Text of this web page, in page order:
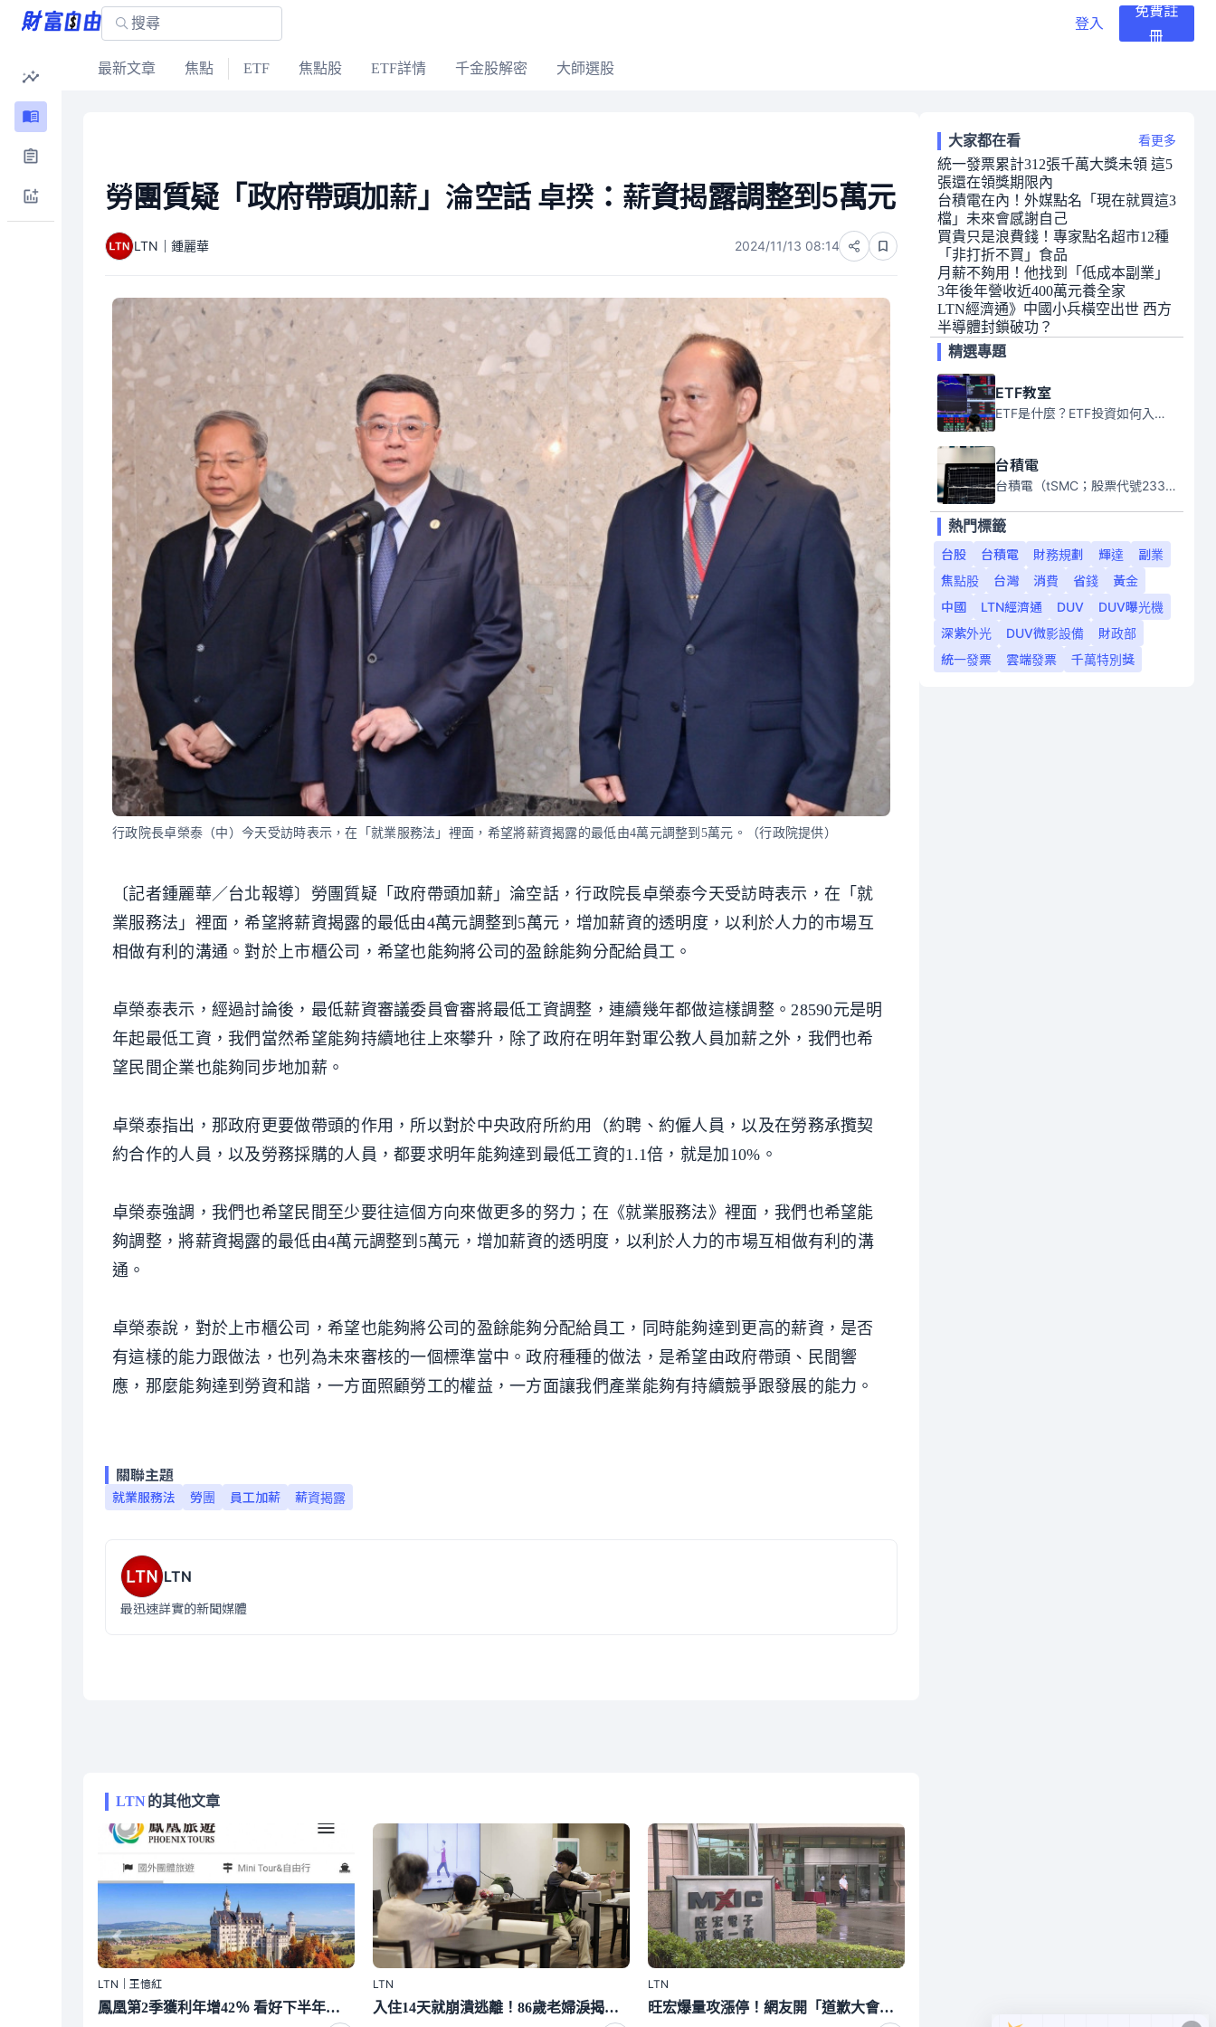
登入
免費註
冊
最新文章 焦點 ETF 焦點股 ETF詳情 千金股解密 大師選股
勞團質疑「政府帶頭加薪」淪空話 卓揆：薪資揭露調整到5萬元
LTN｜鍾麗華 2024/11/13 08:14
行政院長卓榮泰（中）今天受訪時表示，在「就業服務法」裡面，希望將薪資揭露的最低由4萬元調整到5萬元。（行政院提供）
〔記者鍾麗華／台北報導〕勞團質疑「政府帶頭加薪」淪空話，行政院長卓榮泰今天受訪時表示，在「就
業服務法」裡面，希望將薪資揭露的最低由4萬元調整到5萬元，增加薪資的透明度，以利於人力的市場互
相做有利的溝通。對於上市櫃公司，希望也能夠將公司的盈餘能夠分配給員工。
卓榮泰表示，經過討論後，最低薪資審議委員會審將最低工資調整，連續幾年都做這樣調整。28590元是明
年起最低工資，我們當然希望能夠持續地往上來攀升，除了政府在明年對軍公教人員加薪之外，我們也希
望民間企業也能夠同步地加薪。
卓榮泰指出，那政府更要做帶頭的作用，所以對於中央政府所約用（約聘、約僱人員，以及在勞務承攬契
約合作的人員，以及勞務採購的人員，都要求明年能夠達到最低工資的1.1倍，就是加10%。
卓榮泰強調，我們也希望民間至少要往這個方向來做更多的努力；在《就業服務法》裡面，我們也希望能
夠調整，將薪資揭露的最低由4萬元調整到5萬元，增加薪資的透明度，以利於人力的市場互相做有利的溝
通。
卓榮泰說，對於上市櫃公司，希望也能夠將公司的盈餘能夠分配給員工，同時能夠達到更高的薪資，是否
有這樣的能力跟做法，也列為未來審核的一個標準當中。政府種種的做法，是希望由政府帶頭、民間響
應，那麼能夠達到勞資和諧，一方面照顧勞工的權益，一方面讓我們產業能夠有持續競爭跟發展的能力。
關聯主題
就業服務法 勞團 員工加薪 薪資揭露
LTN
最迅速詳實的新聞媒體
LTN的其他文章
LTN｜王憶紅
鳳凰第2季獲利年增42％ 看好下半年市場熱度
LTN
入住14天就崩潰逃離！86歲老婦淚揭高級養老院裡最殘酷的真相
LTN
旺宏爆量攻漲停！網友開「道歉大會」：昨天罵糞股 是我錯了
大家都在看 看更多
統一發票累計312張千萬大獎未領 這5
張還在領獎期限內
台積電在內！外媒點名「現在就買這3
檔」未來會感謝自己
買貴只是浪費錢！專家點名超市12種
「非打折不買」食品
月薪不夠用！他找到「低成本副業」
3年後年營收近400萬元養全家
LTN經濟通》中國小兵橫空出世 西方
半導體封鎖破功？
精選專題
ETF教室
ETF是什麼？ETF投資如何入門？本系列專題文章將會告訴你新手必須知道的ETF基礎知識。
台積電
台積電（tSMC；股票代號2330）是全球領先的半導體代工公司，成立於1987年，總部位於台灣新竹。且已於美國、日本、德國及中國設廠，台積電是全球首家專業積體電路製造服務公司，也是全球最先進和最大規模的半導體代工廠。
熱門標籤
台股
台積電 財務規劃 輝達
副業
焦點股
台灣 消費 省錢
黃金
中國
LTN經濟通 DUV
DUV曝光機
深紫外光
DUV微影設備
財政部
統一發票
雲端發票 千萬特別獎